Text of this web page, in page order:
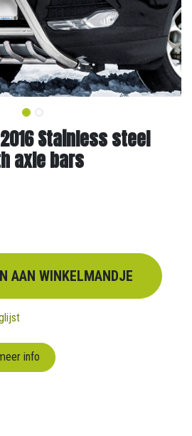
Stainless steel
axle bars
AAN WINKELMANDJE
info